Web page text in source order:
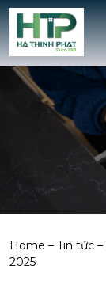
Home – Tin tức –
2025